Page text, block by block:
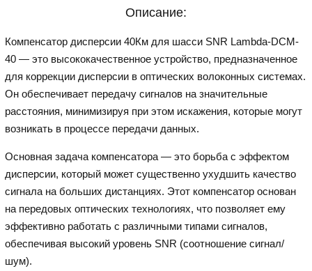
Описание:
Компенсатор дисперсии 40Км для шасси SNR Lambda-DCM-
40 — это высококачественное устройство, предназначенное
для коррекции дисперсии в оптических волоконных системах.
Он обеспечивает передачу сигналов на значительные
расстояния, минимизируя при этом искажения, которые могут
возникать в процессе передачи данных.
Основная задача компенсатора — это борьба с эффектом
дисперсии, который может существенно ухудшить качество
сигнала на больших дистанциях. Этот компенсатор основан
на передовых оптических технологиях, что позволяет ему
эффективно работать с различными типами сигналов,
обеспечивая высокий уровень SNR (соотношение сигнал/
шум).